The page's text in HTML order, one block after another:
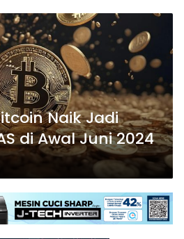
Naik Jadi
di Awal Juni 2024